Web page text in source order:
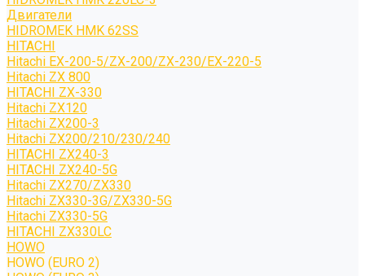
Двигатели
HIDROMEK HMK 62SS
HITACHI
Hitachi EX-200-5/ZX-200/ZX-230/EX-220-5
Hitachi ZX 800
HITACHI ZX-330
Hitachi ZX120
Hitachi ZX200-3
Hitachi ZX200/210/230/240
HITACHI ZX240-3
HITACHI ZX240-5G
Hitachi ZX270/ZX330
Hitachi ZX330-3G/ZX330-5G
Hitachi ZX330-5G
HITACHI ZX330LC
HOWO
HOWO (EURO 2)